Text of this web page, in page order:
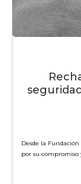
Desde la
por su compromiso